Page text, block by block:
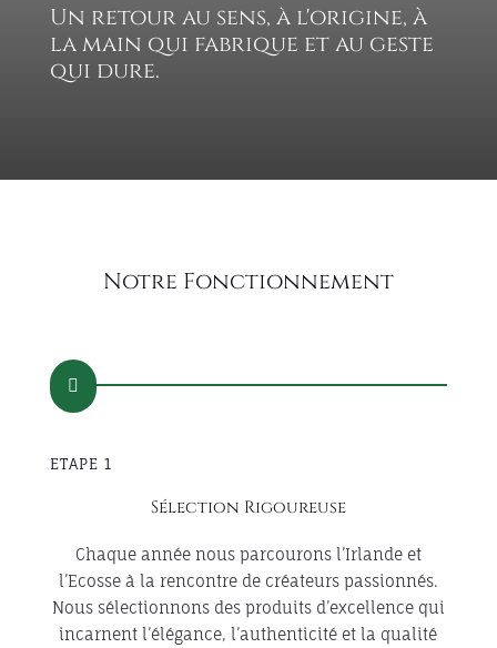
Un retour au sens, à l'origine, à
la main qui fabrique et au geste
qui dure.
Notre Fonctionnement

ETAPE 1
Sélection Rigoureuse
Chaque année nous parcourons l’Irlande et
l’Ecosse à la rencontre de créateurs passionnés.
Nous sélectionnons des produits d’excellence qui
incarnent l’élégance, l’authenticité et la qualité